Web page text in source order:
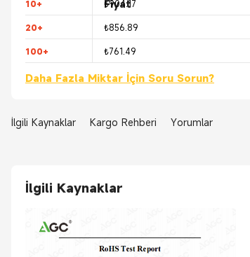
Fiyat
10+ ₺904.17
20+ ₺856.89
100+ ₺761.49
Daha Fazla Miktar İçin Soru Sorun?
İlgili Kaynaklar Kargo Rehberi Yorumlar
İlgili Kaynaklar